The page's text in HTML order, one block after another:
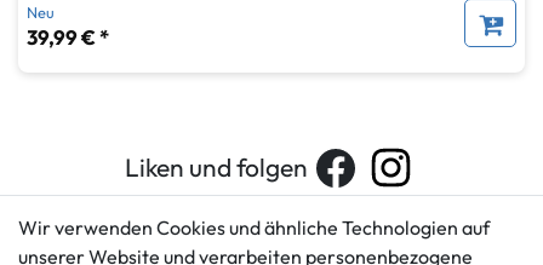
Neu
39,99 € *
Liken und folgen
Wir verwenden Cookies und ähnliche Technologien auf
unserer Website und verarbeiten personenbezogene